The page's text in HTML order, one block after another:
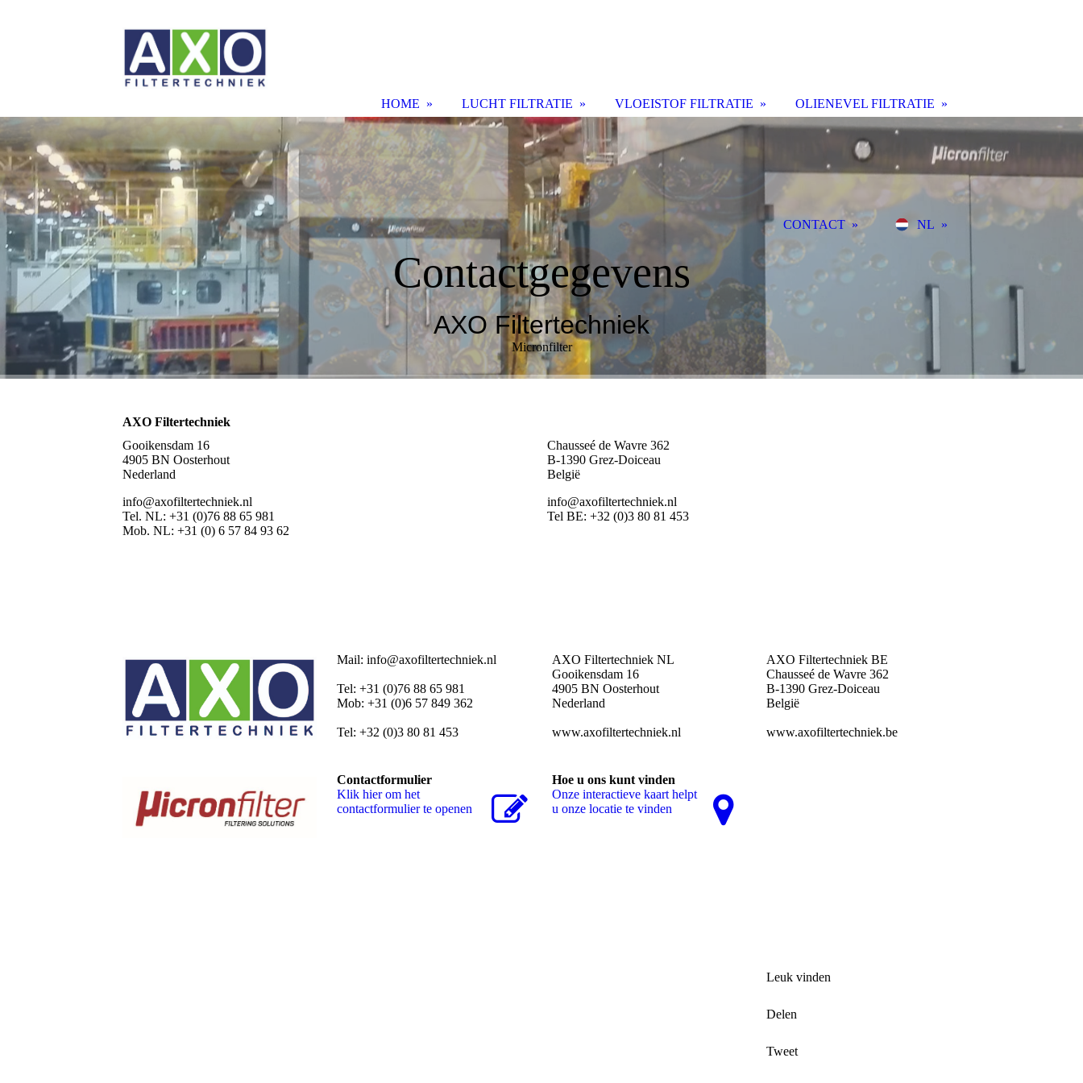
Contactgegevens
AXO Filtertechniek
Micronfilter
AXO Filtertechniek
Gooikensdam 16
4905 BN Oosterhout
Nederland
Chausseé de Wavre 362
B-1390 Grez-Doiceau
België
info@axofiltertechniek.nl
Tel. NL: +31 (0)76 88 65 981
Mob. NL: +31 (0) 6 57 84 93 62
info@axofiltertechniek.nl
Tel BE: +32 (0)3 80 81 453
Mail: info@axofiltertechniek.nl
Tel: +31 (0)76 88 65 981
Mob: +31 (0)6 57 849 362
Tel: +32 (0)3 80 81 453
Contactformulier
Klik hier om het
contactformulier te openen
AXO Filtertechniek NL
Gooikensdam 16
4905 BN Oosterhout
Nederland
www.axofiltertechniek.nl
Hoe u ons kunt vinden
Onze interactieve kaart helpt
u onze locatie te vinden
AXO Filtertechniek BE
Chausseé de Wavre 362
B-1390 Grez-Doiceau
België
www.axofiltertechniek.be
Leuk vinden
Delen
Tweet
HOME LUCHT FILTRATIE VLOEISTOF FILTRATIE OLIENEVEL FILTRATIE
CONTACT NL